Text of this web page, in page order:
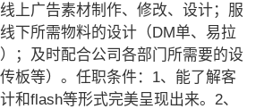
上广告素材制作、修改、设计；服
下所需物料的设计（DM单、易拉
；及时配合公司各部门所需要的设
板等）。任职条件：1、能了解客
和flash等形式完美呈现出来。2、